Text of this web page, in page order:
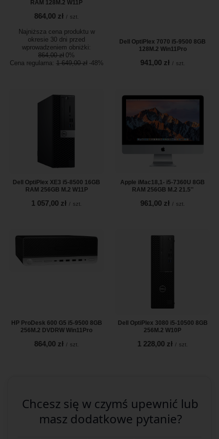
RAM 128M.2 W11P
864,00 zł / szt.
Najniższa cena produktu w
okresie 30 dni przed
wprowadzeniem obniżki:
864,00 zł 0%
Cena regularna: 1 649,00 zł -48%
Dell OptiPlex 7070 i5-9500 8GB
128M.2 Win11Pro
941,00 zł / szt.
Dell OptiPlex XE3 i5-8500 16GB
RAM 256GB M.2 W11P
1 057,00 zł / szt.
Apple iMac18,1- i5-7360U 8GB
RAM 256GB M.2 21.5''
961,00 zł / szt.
HP ProDesk 600 G5 i5-9500 8GB
256M.2 DVDRW Win11Pro
864,00 zł / szt.
Dell OptiPlex 3080 i5-10500 8GB
256M.2 W10P
1 228,00 zł / szt.
Chcesz się w czymś upewnić lub
masz dodatkowe pytanie?